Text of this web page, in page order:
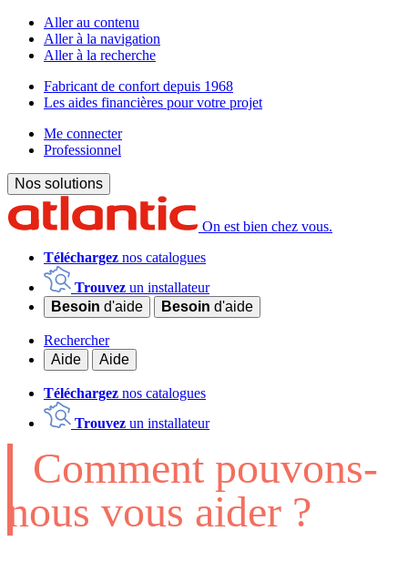
Aller au contenu
Aller à la navigation
Aller à la recherche
Fabricant de confort depuis 1968
Les aides financières pour votre projet
Me connecter
Professionnel
Nos solutions
On est bien chez vous.
Téléchargez nos catalogues
Trouvez un installateur
Besoin d'aide Besoin d'aide
Rechercher
Aide
Aide
Téléchargez nos catalogues
Trouvez un installateur
Comment pouvons-
nous vous aider ?